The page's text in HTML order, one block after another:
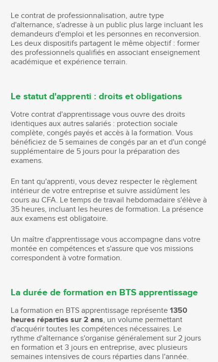
Le contrat de professionnalisation, autre type
d'alternance, s'adresse à un public plus large incluant les
demandeurs d'emploi et les personnes en reconversion.
Les deux dispositifs partagent le même objectif : former
des professionnels qualifiés en associant enseignement
académique et expérience terrain.
Le statut d'apprenti : droits et obligations
Votre contrat d'apprentissage vous ouvre des droits
identiques aux autres salariés : protection sociale
complète, congés payés et accès à la formation. Vous
bénéficiez de 5 semaines de congés par an et d'un congé
supplémentaire de 5 jours pour la préparation des
examens.
En tant qu'apprenti, vous devez respecter le règlement
intérieur de votre entreprise et suivre assidûment les
cours au CFA. Le temps de travail hebdomadaire s'élève à
35 heures, incluant les heures de formation. La présence
aux examens est obligatoire.
Un maître d'apprentissage vous accompagne dans votre
montée en compétences et s'assure que vos missions
correspondent à votre formation.
La durée de formation en BTS apprentissage
La formation en BTS apprentissage représente1350
heures réparties sur 2 ans, un volume permettant
d'acquérir toutes les compétences nécessaires. Le
rythme d'alternance s'organise généralement sur 2 jours
en formation et 3 jours en entreprise, avec plusieurs
semaines intensives de cours réparties dans l'année.